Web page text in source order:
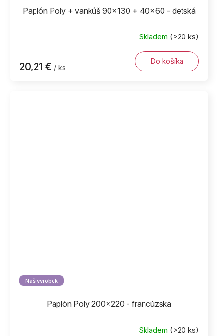
Paplón Poly + vankúš 90x130 + 40x60 - detská
Skladem (>20 ks)
20,21 € / ks
Do košíka
Náš výrobok
Paplón Poly 200x220 - francúzska
Skladem (>20 ks)